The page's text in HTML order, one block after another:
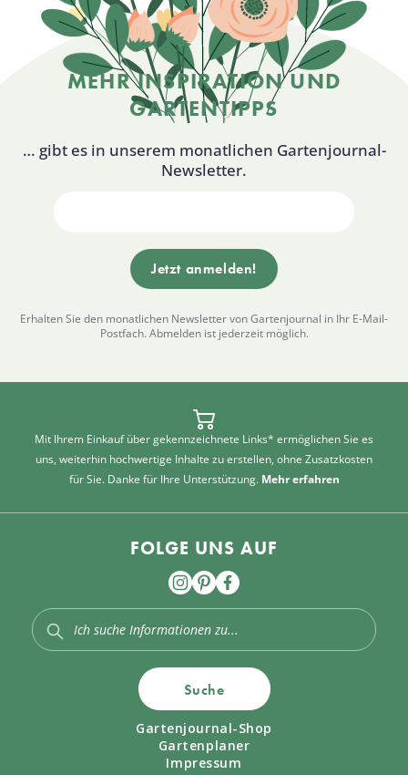
MEHR INSPIRATION UND
GARTENTIPPS
… gibt es in unserem monatlichen Gartenjournal-
Newsletter.
Erhalten Sie den monatlichen Newsletter von Gartenjournal in Ihr E-Mail-
Postfach. Abmelden ist jederzeit möglich.
Mit Ihrem Einkauf über gekennzeichnete Links* ermöglichen Sie es
uns, weiterhin hochwertige Inhalte zu erstellen, ohne Zusatzkosten
für Sie. Danke für Ihre Unterstützung. Mehr erfahren
FOLGE UNS AUF
Suche
Gartenjournal-Shop
Gartenplaner
Impressum